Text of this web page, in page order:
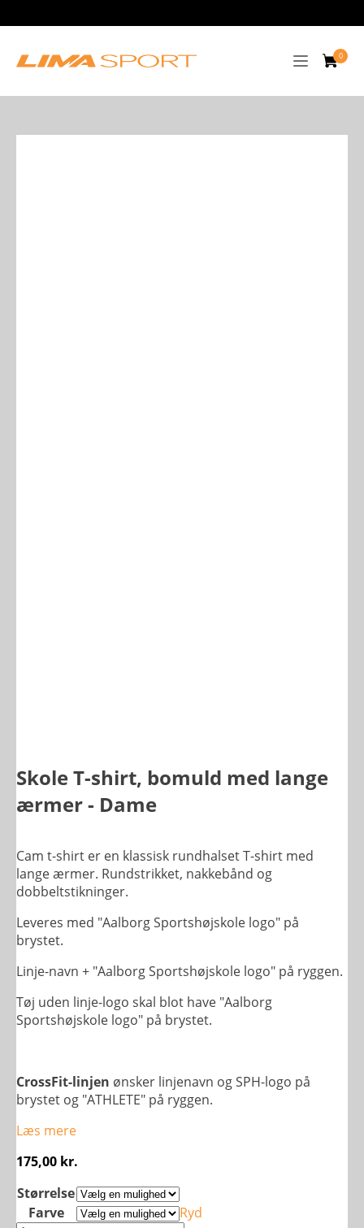
Skole T-shirt, bomuld med lange
ærmer - Dame
Cam t-shirt er en klassisk rundhalset T-shirt med
lange ærmer. Rundstrikket, nakkebånd og
dobbeltstikninger.
Leveres med "Aalborg Sportshøjskole logo" på
brystet.
Linje-navn + "Aalborg Sportshøjskole logo" på ryggen.
Tøj uden linje-logo skal blot have "Aalborg
Sportshøjskole logo" på brystet.
CrossFit-linjen ønsker linjenavn og SPH-logo på
brystet og "ATHLETE" på ryggen.
Læs mere
175,00 kr.
Størrelse
Farve
Ryd